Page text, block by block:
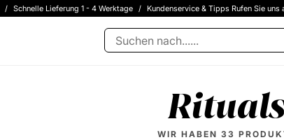
/ Schnelle Lieferung 1 - 4 Werktage / Kundenservice & Tipps Rufen Sie
WIR HABEN 33